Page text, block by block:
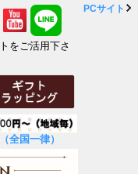
をご活用下さ
全国一律）
PCサイト